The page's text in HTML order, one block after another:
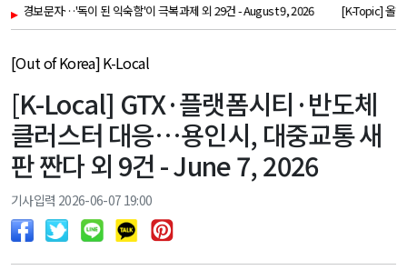
▸보문자…'독이 된 익숙함'이 극복과제 외 29건 - August 9, 2026 [K-Topic] 올해
[Out of Korea] K-Local
[K-Local] GTX·플랫폼시티·반도체
클러스터 대응…용인시, 대중교통 새
판 짠다 외 9건 - June 7, 2026
기사입력 2026-06-07 19:00